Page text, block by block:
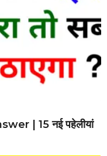
| 15 नई पहेलीयां